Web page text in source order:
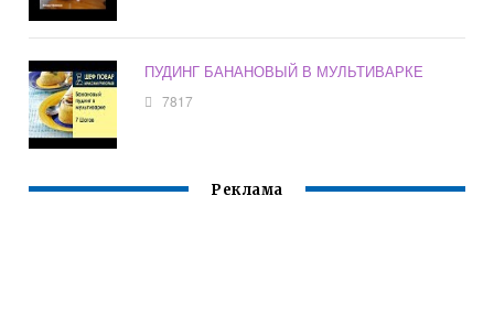
ПУДИНГ БАНАНОВЫЙ В МУЛЬТИВАРКЕ
7817
Реклама